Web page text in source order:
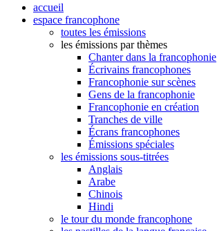
accueil
espace francophone
toutes les émissions
les émissions par thèmes
Chanter dans la francophonie
Écrivains francophones
Francophonie sur scènes
Gens de la francophonie
Francophonie en création
Tranches de ville
Écrans francophones
Émissions spéciales
les émissions sous-titrées
Anglais
Arabe
Chinois
Hindi
le tour du monde francophone